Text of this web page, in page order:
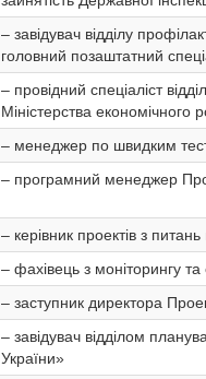
– завідувач відділу
головний позаштатний
– провідний спеціаліст
Міністерства економічного
– менеджер по швидким
– програмний менеджер
– керівник проектів з
– фахівець з моніторингу
– заступник директора
– завідувач відділом
України»